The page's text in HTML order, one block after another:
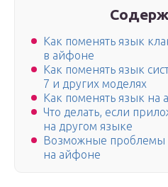
Как поменять язык
в айфоне
Как поменять язык
7 и других моделях
Как поменять язык на
Что делать, если
на другом языке
Возможные проблемы
на айфоне